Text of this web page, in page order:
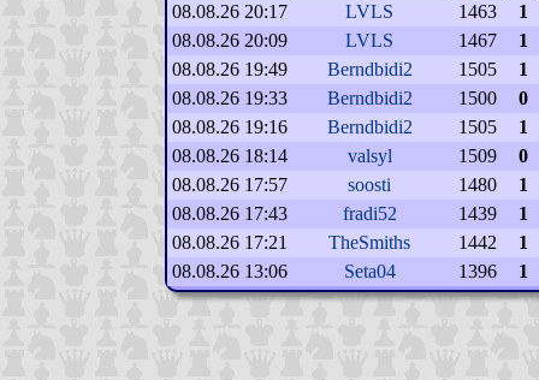
08.08.26 20:17 LVLS 1463
1
08.08.26 20:09
LVLS 1467
1
08.08.26 19:49
Berndbidi2 1505
1
08.08.26 19:33
Berndbidi2 1500
0
08.08.26 19:16
Berndbidi2 1505
1
08.08.26 18:14
valsyl 1509
0
08.08.26 17:57
soosti 1480
1
08.08.26 17:43
fradi52 1439
1
08.08.26 17:21
TheSmiths 1442
1
08.08.26 13:06
Seta04 1396 1